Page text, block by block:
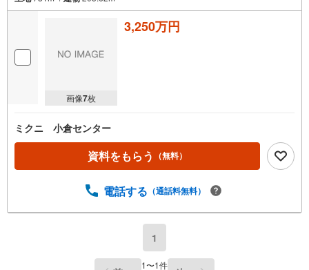
画像7枚
3,250万円
ミクニ 小倉センター
資料をもらう （無料）
電話する （通話料無料）
1
1〜1件